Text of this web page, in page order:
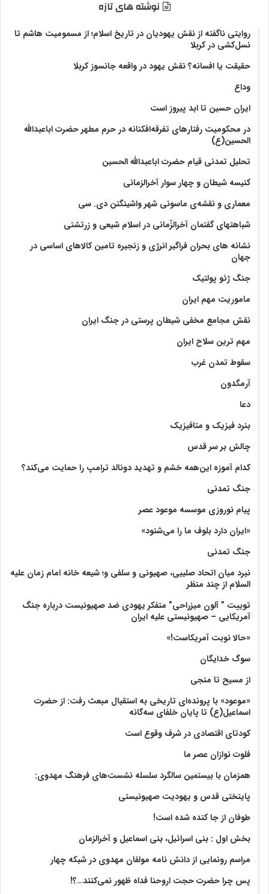
نوشته های تازه
روایتی ناگفته از نقش یهودیان در تاریخ اسلام؛ از مسمومیت هاشم تا
نسل‌کشی در کربلا
حقیقت یا افسانه؟‌ نقش یهود در واقعه جانسوز کربلا
وداع
ایران حسین تا ابد پیروز است
در محکومیت رفتارهای تفرقه‌افکنانه در حرم مطهر حضرت اباعبدالله
الحسین(ع)
تحلیل تمدنی قیام حضرت اباعبدالله الحسین
کنیسه شیطان و چهار سوار آخرالزمانی
معماری و نقشه‌ی ماسونی شهر واشينگتن دی. سی
شباهتهای گفتمان آخر‌الزّمانی در اسلام شیعی و زرتشتی
نشانه های بحران فراگیر انرژی و زنجیره تامین کالاهای اساسی در
جهان
جنگ ژئو پولتیک
ماموریت مهم ایران
نقش مجامع مخفی شیطان پرستی در جنگ ایران
مهم ترین سلاح ایران
سقوط تمدن غرب
آرمگدون
دعا
بنرد فیزیک و متافیزیک
چالش بر سر قدس
کدام آموزه این‌همه خشم و تهدید دونالد ترامپ را حمایت می‌کند؟
جنگ تمدنی
پیام نوروزی موسسه موعود عصر
«ایران دارد بلوف ما را می‌شنود»
جنگ تمدنی
نبرد میان اتحاد صلیبی، صهیونی و سلفی و؛ شیعه خانه امام زمان علیه
السلام از چند منظر
توییت ” آلون میزراحی” متفکر یهودی ضد صهیونیست درباره جنگ
آمریکایی – صهیونیستی علیه ایران
«حالا نوبت آمریکاست!»
سوگ خدایگان
از مسیح تا منجی
«موعود» با پرونده‌ای تاریخی به استقبال مبعث رفت: از حضرت
اسماعیل(ع) تا پایان خلفای سه‌گانه
کودتای اقتصادی در شرف وقوع است
فلوت نوازان عصر ما
همزمان با بیستمین سالگرد سلسله نشست‌های فرهنگ مهدوی:‌
پایتختی قدس و یهودیت صهیونیستی
طوفان از جا کنده شده است!
بخش اول : بنی اسرائیل، بنی اسماعیل و آخرالزمان
مراسم رونمایی از دانش نامه مولفان مهدوی در شبکه چهار
پس چرا حضرت حجت اروحنا فداه ظهور نمی‌کنند…؟!